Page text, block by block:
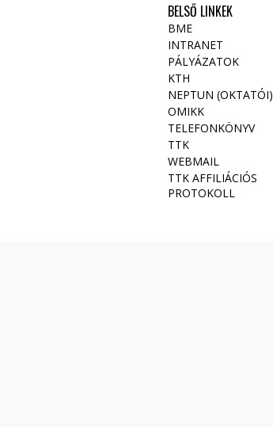
BELSŐ LINKEK
BME
INTRANET
PÁLYÁZATOK
KTH
NEPTUN (OKTATÓI)
OMIKK
TELEFONKÖNYV
TTK
WEBMAIL
TTK AFFILIÁCIÓS
PROTOKOLL